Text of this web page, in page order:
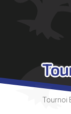
Tournoi